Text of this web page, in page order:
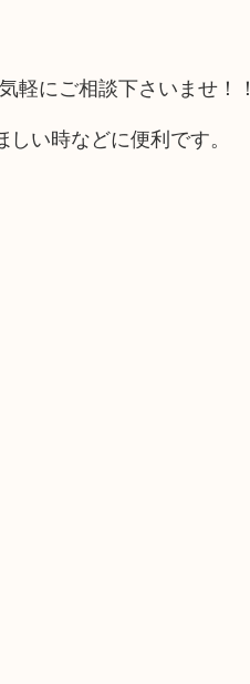
軽にご相談下さいませ！！
い時などに便利です。